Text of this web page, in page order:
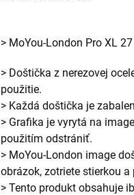
> MoYou-London Pro XL
> Doštička z nerezovej
použitie.
> Každá doštička je
> Grafika je vyrytá na
použitím odstrániť.
> MoYou-London image
obrázok, zotriete stierkou
> Tento produkt obsahuje